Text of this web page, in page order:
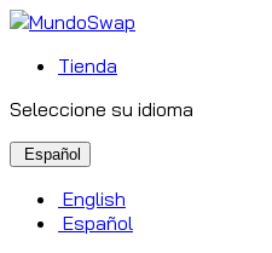
Tienda
Seleccione su idioma
Español
English
Español